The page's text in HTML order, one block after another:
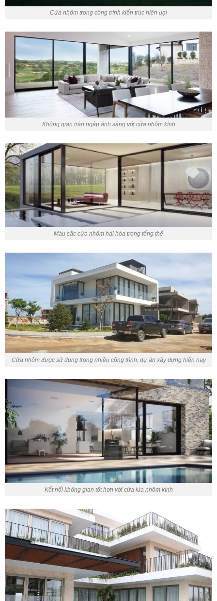
Cửa nhôm trong công trình kiến trúc hiện đại
Không gian tràn ngập ánh sáng với cửa nhôm kính
Màu sắc cửa nhôm hài hòa trong tổng thể
Cửa nhôm được sử dụng trong nhiều công trình, dự án xây dựng hiện nay
Kết nối không gian tốt hơn với cửa lùa nhôm kính